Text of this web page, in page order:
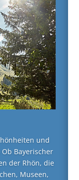
und
Bayerischer
der Rhön, die
Museen,